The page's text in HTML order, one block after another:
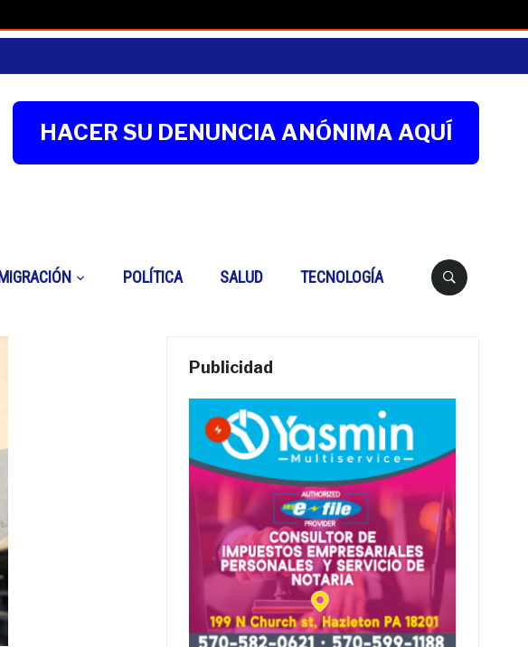
HACER SU DENUNCIA ANÓNIMA AQUÍ
Buscar
MIGRACIÓN POLÍTICA SALUD TECNOLOGÍA
Publicidad